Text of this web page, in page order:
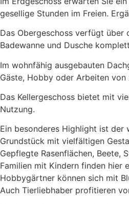
gesellige Stunden im Freien.
Das Obergeschoss verfügt über
Badewanne und Dusche
Im wohnfähig ausgebauten
Gäste, Hobby oder Arbeiten von
Das Kellergeschoss bietet mit
Nutzung.
Ein besonderes Highlight ist der
Grundstück mit vielfältigen
Gepflegte Rasenflächen, Beete,
Familien mit Kindern finden hier
Hobbygärtner können sich mit
Auch Tierliebhaber profitieren